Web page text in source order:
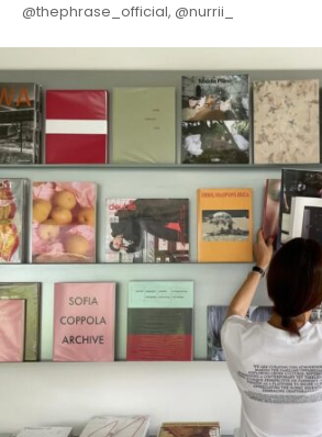
@thephrase_official, @nurrii_